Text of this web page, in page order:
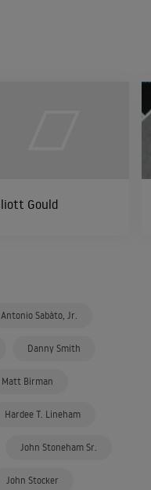
Gould
Antonio Sabàto, Jr.
Danny Smith
Matt Birman
Hardee T. Lineham
John Stoneham Sr.
John Stocker